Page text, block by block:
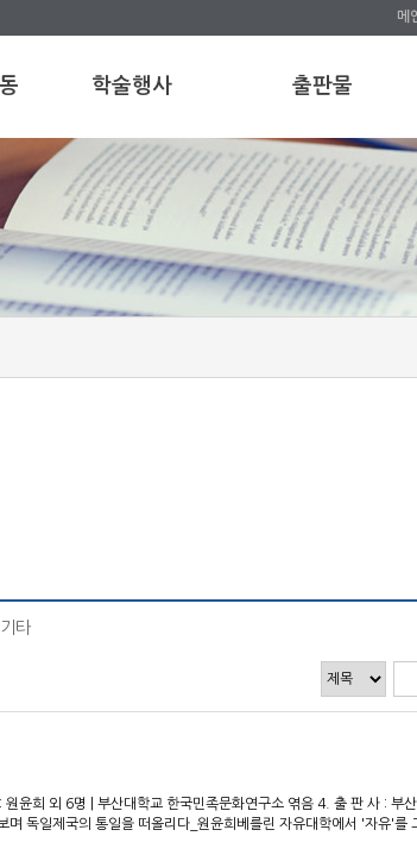
메
학술행사
국내학술행사
국제학술행사
초청강연회
출판물
학술지
발간물
기타
윤희 외 6명 | 부산대학교 한국민족문화연구소 엮음 4. 출 판 사 : 부
독일제국의 통일을 떠올리다_원윤희베를린 자유대학에서 '자유'를